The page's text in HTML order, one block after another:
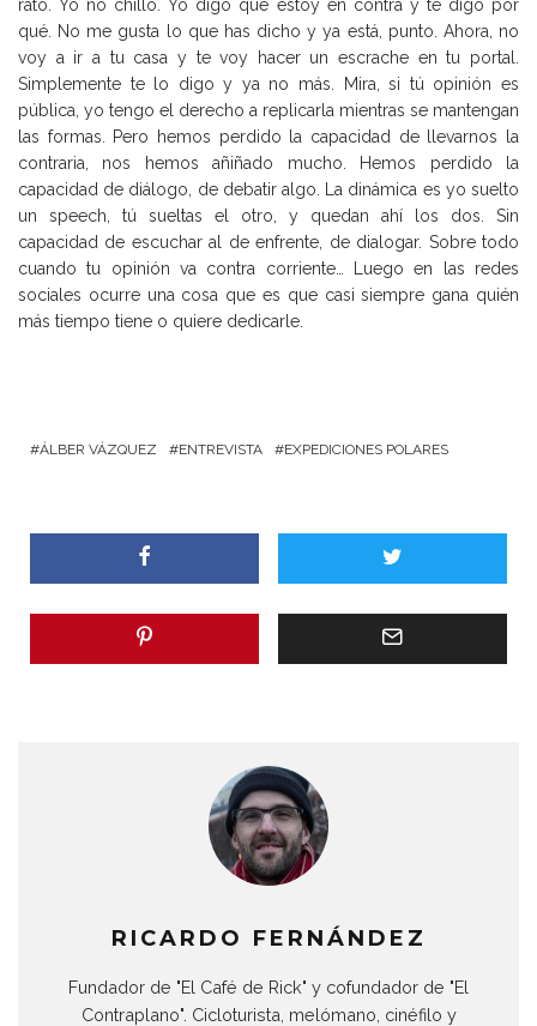
rato. Yo no chillo. Yo digo que estoy en contra y te digo por
qué. No me gusta lo que has dicho y ya está, punto. Ahora, no
voy a ir a tu casa y te voy hacer un escrache en tu portal.
Simplemente te lo digo y ya no más. Mira, si tú opinión es
pública, yo tengo el derecho a replicarla mientras se mantengan
las formas. Pero hemos perdido la capacidad de llevarnos la
contraria, nos hemos añiñado mucho. Hemos perdido la
capacidad de diálogo, de debatir algo. La dinámica es yo suelto
un speech, tú sueltas el otro, y quedan ahí los dos. Sin
capacidad de escuchar al de enfrente, de dialogar. Sobre todo
cuando tu opinión va contra corriente… Luego en las redes
sociales ocurre una cosa que es que casi siempre gana quién
más tiempo tiene o quiere dedicarle.
ÁLBER VÁZQUEZ ENTREVISTA EXPEDICIONES POLARES
RICARDO FERNÁNDEZ
Fundador de "El Café de Rick" y cofundador de "El
Contraplano". Cicloturista, melómano, cinéfilo y